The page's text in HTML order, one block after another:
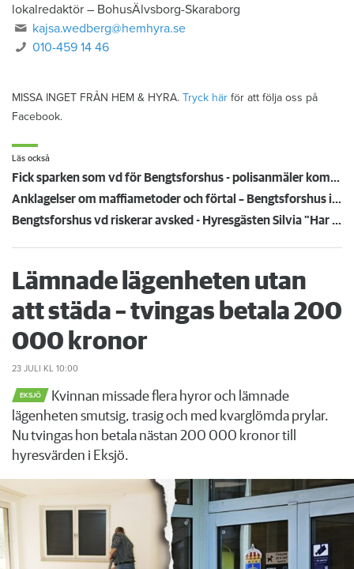
lokalredaktör – BohusÄlvsborg-Skaraborg
kajsa.wedberg@hemhyra.se
010-459 14 46
MISSA INGET FRÅN HEM & HYRA. Tryck här för att följa oss på
Facebook.
Läs också
Fick sparken som vd för Bengtsforshus - polisanmäler kommunen för förtal
Anklagelser om maffiametoder och förtal – Bengtsforshus i gungning
Bengtsforshus vd riskerar avsked - Hyresgästen Silvia "Har han försökt sko sig?"
Lämnade lägenheten utan
att städa – tvingas betala 200
000 kronor
23 JULI KL 10:00
EKSJÖ
Kvinnan missade flera hyror och lämnade
lägenheten smutsig, trasig och med kvarglömda prylar.
Nu tvingas hon betala nästan 200 000 kronor till
hyresvärden i Eksjö.